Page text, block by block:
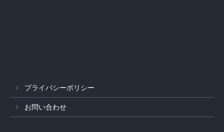
プライバシーポリシー
お問い合わせ